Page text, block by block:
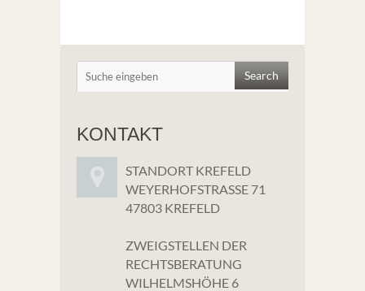
KONTAKT
STANDORT KREFELD
WEYERHOFSTRASSE 71
47803 KREFELD
ZWEIGSTELLEN DER
RECHTSBERATUNG
WILHELMSHÖHE 6